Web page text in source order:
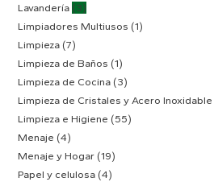
Lavandería (3)
Limpiadores Multiusos (1)
Limpieza (7)
Limpieza de Baños (1)
Limpieza de Cocina (3)
Limpieza de Cristales y Acero Inoxidable
Limpieza e Higiene (55)
Menaje (4)
Menaje y Hogar (19)
Papel y celulosa (4)